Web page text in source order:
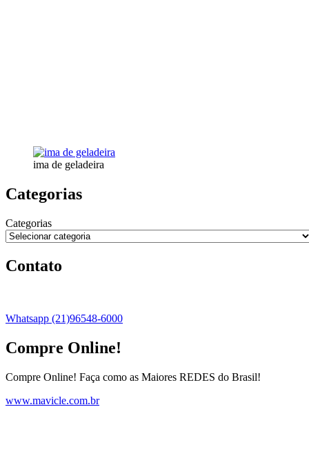
ima de geladeira
Categorias
Categorias
Contato
Whatsapp (21)96548-6000
Compre Online!
Compre Online! Faça como as Maiores REDES do Brasil!
www.mavicle.com.br